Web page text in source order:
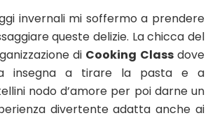
invernali mi soffermo a prendere
queste delizie. La chicca del
di Cooking Classdove
insegna a tirare la pasta e a
nodo d’amore per poi darne un
divertente adatta anche ai